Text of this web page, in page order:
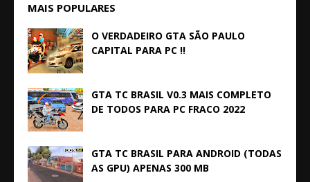
MAIS POPULARES
O VERDADEIRO GTA SÃO PAULO
CAPITAL PARA PC !!
GTA TC BRASIL V0.3 MAIS COMPLETO
DE TODOS PARA PC FRACO 2022
GTA TC BRASIL PARA ANDROID (TODAS
AS GPU) APENAS 300 MB